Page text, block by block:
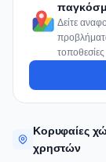
Δείτε
τοποθεσίες
Κορυφαίες
χρηστών